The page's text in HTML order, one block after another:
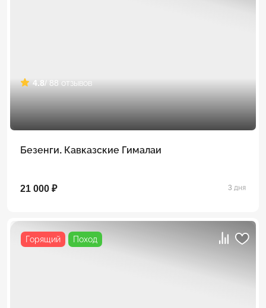
4.8/ 88 отзывов
Безенги. Кавказские Гималаи
21 000 ₽ 3 дня
Горящий Поход